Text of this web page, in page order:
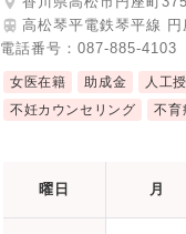
高松琴平電鉄琴平線
電話番号： 087-885-4103
女医在籍 助成金 人工
不妊カウンセリング
不育
曜日 月